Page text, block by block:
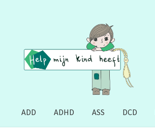
naar
navigatie
de
inhoud
ADD ADHD ASS DCD